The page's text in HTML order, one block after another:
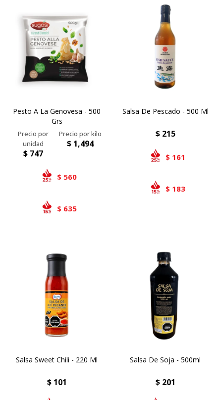
Pesto A La Genovesa - 500
Grs
$ 747
$ 1,494
$ 560
$ 635
Salsa De Pescado - 500 Ml
$ 215
$ 161
$ 183
Salsa Sweet Chili - 220 Ml
$ 101
Salsa De Soja - 500ml
$ 201
Airlaid
Double Point